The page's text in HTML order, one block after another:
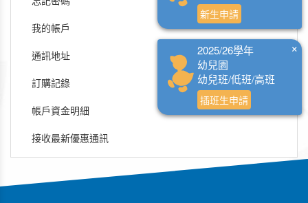
新生申請
×
2025/26學年
幼兒園
幼兒班/低班/高班
插班生申請
我的帳戶
通訊地址
訂購記錄
帳戶資金明細
接收最新優惠通訊